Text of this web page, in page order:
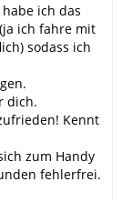
ich das
ich fahre mit
sodass ich
dich.
Kennt
zum Handy
fehlerfrei.